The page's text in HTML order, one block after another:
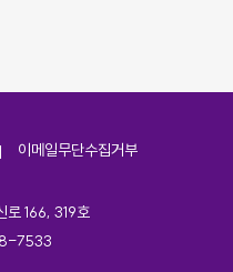
이메일무단수집거부
로 166, 319호
7533